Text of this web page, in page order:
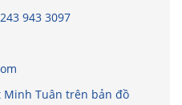
943 3097
Minh Tuân trên bản đồ